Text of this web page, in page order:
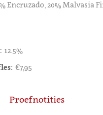
Encruzado, 20% Malvasia
12.5%
€7,95
Proefnotities